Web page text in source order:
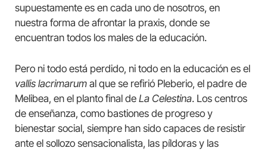
supuestamente es en cada uno de nosotros, en
nuestra forma de afrontar la praxis, donde se
encuentran todos los males de la educación.
Pero ni todo está perdido, ni todo en la educación es el
vallis lacrimarum al que se refirió Pleberio, el padre de
Melibea, en el planto final de La Celestina. Los centros
de enseñanza, como bastiones de progreso y
bienestar social, siempre han sido capaces de resistir
ante el sollozo sensacionalista, las píldoras y las